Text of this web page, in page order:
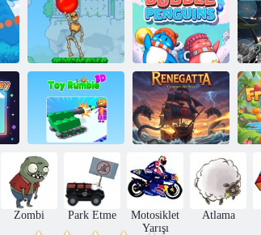
Kaboomz 4
Kabarcık
penguenler
Oyuncaklar
Rumble 3D
Zombi Park Etme
Motosiklet
Yarışı
Atlama